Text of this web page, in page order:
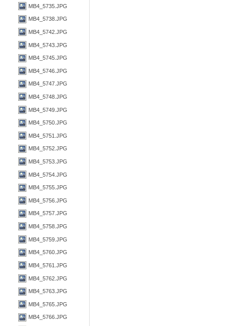
MB4_5735.JPG
MB4_5738.JPG
MB4_5742.JPG
MB4_5743.JPG
MB4_5745.JPG
MB4_5746.JPG
MB4_5747.JPG
MB4_5748.JPG
MB4_5749.JPG
MB4_5750.JPG
MB4_5751.JPG
MB4_5752.JPG
MB4_5753.JPG
MB4_5754.JPG
MB4_5755.JPG
MB4_5756.JPG
MB4_5757.JPG
MB4_5758.JPG
MB4_5759.JPG
MB4_5760.JPG
MB4_5761.JPG
MB4_5762.JPG
MB4_5763.JPG
MB4_5765.JPG
MB4_5766.JPG